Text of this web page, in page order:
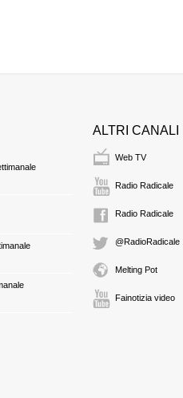
ALTRI CANALI
Web TV
Radio Radicale
Radio Radicale
@RadioRadicale
Melting Pot
Fainotizia video